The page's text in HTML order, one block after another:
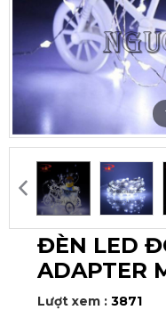
ĐÈN LED
ADAPTER
Lượt xem : 3871